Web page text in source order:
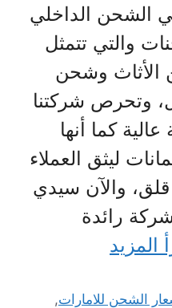
الشحن الداخلي
والتي تتمثل
الأثاث وشحن
وتحرص شركتنا
كما أنها
ليثق العملاء
قلق، والآن سيدي
رائدة
المزيد
الشحن للامارات,